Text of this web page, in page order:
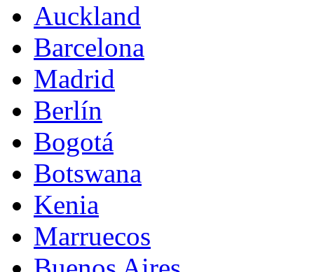
Auckland
Barcelona
Madrid
Berlín
Bogotá
Botswana
Kenia
Marruecos